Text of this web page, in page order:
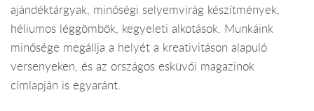
ajándéktárgyak, minőségi selyemvirág készítmények,
héliumos léggömbök, kegyeleti alkotások. Munkáink
minősége megállja a helyét a kreativitáson alapuló
versenyeken, és az országos esküvői magazinok
címlapján is egyaránt.